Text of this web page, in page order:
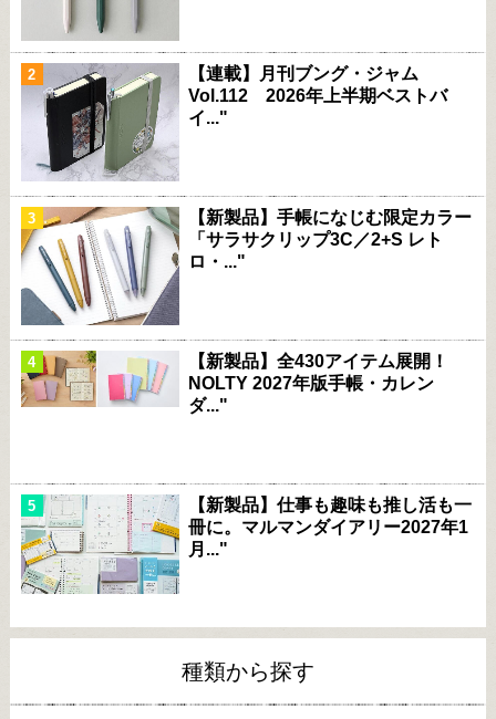
【連載】月刊ブング・ジャム
Vol.112 2026年上半期ベストバ
イ..."
【新製品】手帳になじむ限定カラー
「サラサクリップ3C／2+S レト
ロ・..."
【新製品】全430アイテム展開！
NOLTY 2027年版手帳・カレン
ダ..."
【新製品】仕事も趣味も推し活も一
冊に。マルマンダイアリー2027年1
月..."
種類から探す